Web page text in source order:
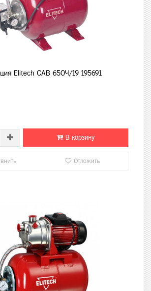
Elitech САВ 650Ч/19 195691
В корзину
Отложить